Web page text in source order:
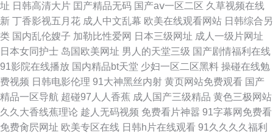
www91成人免费版 日本狠狠撸 久久国产精品欧美 wwwav四虎影院 欧美日
韩电影干b 丝袜精品 精品人妻操影院 97黑人牲色91久久 美国人人操 色情在
线观看 黄色九一免费视频 91网页破解免费版 精品日日人妻 色色哟91 久久偷
拍视频网站导航 国产自拍中文字幕 91九色高潮精东 www91足交网页观看 青
址 日韩高清大片 囯产精品无码 国产aⅴ一区二区 久草视频在线
新 丁香影视五月花 成人中文乱幕 欧美在线观看网站 日韩综合另
类 国内乱伦嫂子 加勒比性爱网 日本三级网址 成人一级片网址
日本女同护士 岛国欧美网址 男人的天堂三级 国产剧情福利在线
91影院在线播放 国内精品bt天堂 少妇一区二区黑料 操碰在线勉
费视频 日韩电影伦理 91大神黑丝内射 黄页网站免费观看 国产
精品一区导航 超碰97人人香蕉 成人国产三级精品 黄色三极网站
久久大香线蕉理论 趁人无码视频 免费看片神嚣 91字幕网免费看
免费肏屄网址 欧美专区在线 日韩h片在线观看 91久久久久福利